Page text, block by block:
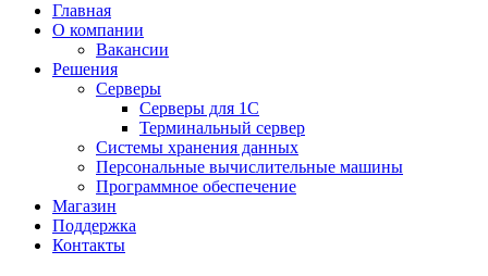
Главная
О компании
Вакансии
Решения
Серверы
Серверы для 1С
Терминальный сервер
Системы хранения данных
Персональные вычислительные машины
Программное обеспечение
Магазин
Поддержка
Контакты